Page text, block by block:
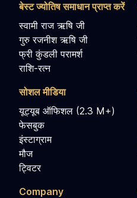
बेस्ट ज्योतिष समाधान प्राप्त करें
स्वामी राज ऋषि जी
गुरु रजनीश ऋषि जी
फ्री कुंडली परामर्श
राशि-रत्न
सोशल मीडिया
यूट्यूब ऑफिशल (2.3 M+)
फेसबुक
इंस्टाग्राम
मौज
ट्विटर
Company